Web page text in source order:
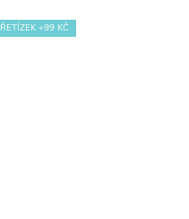
ŘETÍZEK +99 KČ